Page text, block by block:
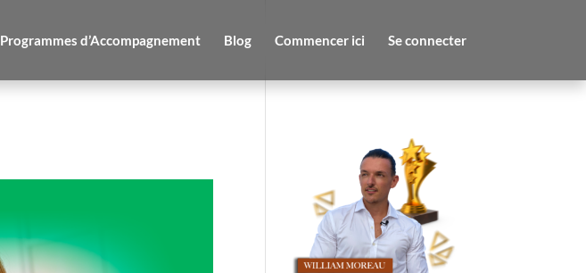
Programmes d’Accompagnement Blog Commencer ici Se connecter